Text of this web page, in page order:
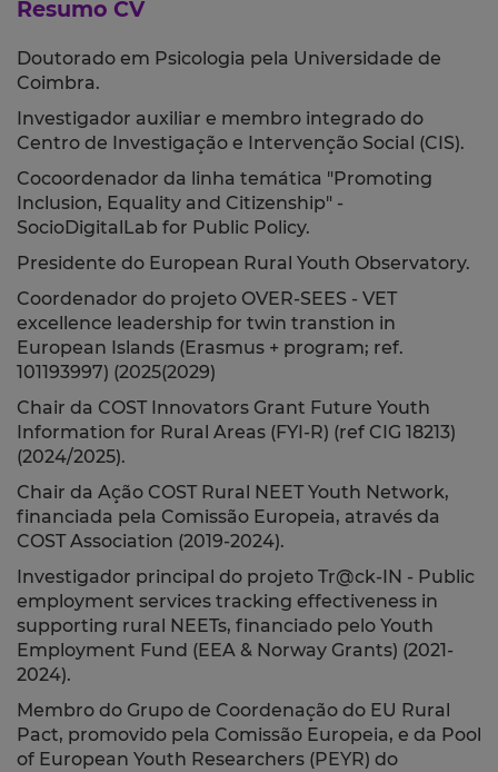
Resumo CV
Doutorado em Psicologia pela Universidade de
Coimbra.
Investigador auxiliar e membro integrado do
Centro de Investigação e Intervenção Social (CIS).
Cocoordenador da linha temática "Promoting
Inclusion, Equality and Citizenship" -
SocioDigitalLab for Public Policy.
Presidente do European Rural Youth Observatory.
Coordenador do projeto OVER-SEES - VET
excellence leadership for twin transtion in
European Islands (Erasmus + program; ref.
101193997) (2025(2029)
Chair da COST Innovators Grant Future Youth
Information for Rural Areas (FYI-R) (ref CIG 18213)
(2024/2025).
Chair da Ação COST Rural NEET Youth Network,
financiada pela Comissão Europeia, através da
COST Association (2019-2024).
Investigador principal do projeto Tr@ck-IN - Public
employment services tracking effectiveness in
supporting rural NEETs, financiado pelo Youth
Employment Fund (EEA & Norway Grants) (2021-
2024).
Membro do Grupo de Coordenação do EU Rural
Pact, promovido pela Comissão Europeia, e da Pool
of European Youth Researchers (PEYR) do